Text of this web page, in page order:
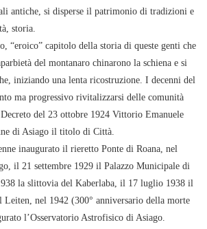
antiche, si disperse il patrimonio di tradizioni e
storia.
“eroico” capitolo della storia di queste genti che
del montanaro chinarono la schiena e si
iniziando una lenta ricostruzione. I decenni del
ma progressivo rivitalizzarsi delle comunità
del 23 ottobre 1924 Vittorio Emanuele
di Asiago il titolo di Città.
inaugurato il rieretto Ponte di Roana, nel
il 21 settembre 1929 il Palazzo Municipale di
la slittovia del Kaberlaba, il 17 luglio 1938 il
Leiten, nel 1942 (300° anniversario della morte
l’Osservatorio Astrofisico di Asiago.